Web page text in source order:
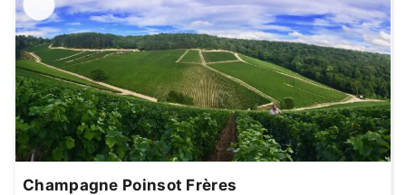
Champagne Poinsot Frères